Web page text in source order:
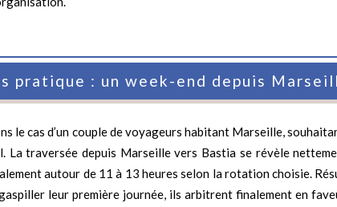
pratique : un week-end depuis
le cas d’un couple de voyageurs habitant Marseille,
La traversée depuis Marseille vers Bastia se révèle
autour de 11 à 13 heures selon la rotation choisie.
leur première journée, ils arbitrent finalement en